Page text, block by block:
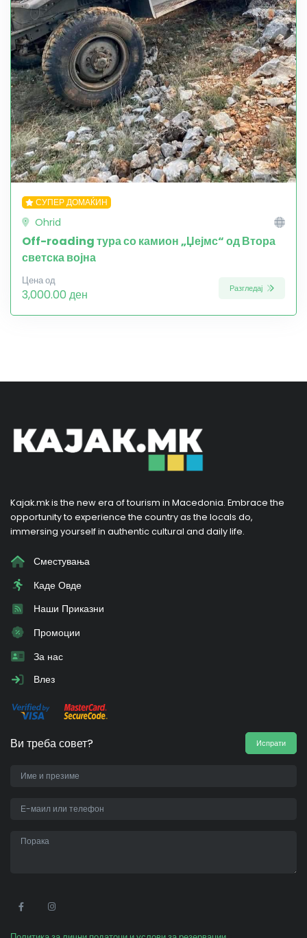
СУПЕР ДОМАЌИН
Ohrid
Off-roading тура со камион „Џејмс“ од Втора
светска војна
Цена од
3,000.00 ден Разгледај
Kajak.mk is the new era of tourism in Macedonia. Embrace the
opportunity to experience the country as the locals do,
immersing yourself in authentic cultural and daily life.
Сместувања
Каде Овде
Наши Приказни
Промоции
За нас
Влез
Ви треба совет? Испрати